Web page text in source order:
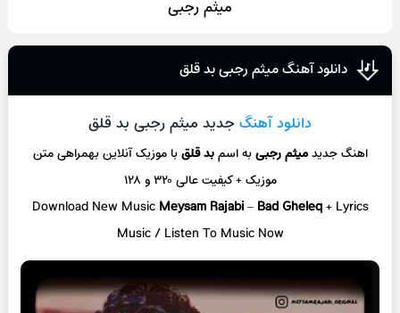
میثم رجبی
دانلود آهنگ میثم رجبی بد قلق
دانلود آهنگ جدید میثم رجبی بد قلق
اهنگ جدیدمیثم رجبیبه اسمبد قلقبا موزیک آنلاینبهمراهی متن
موزیک + کیفیت عالی ۳۲۰ و ۱۲۸
Download New Music Meysam Rajabi–Bad Gheleq+ Lyrics
Music / Listen To Music Now